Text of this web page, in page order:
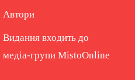
Автори
Видання входить до
медіа-групи MistoOnline